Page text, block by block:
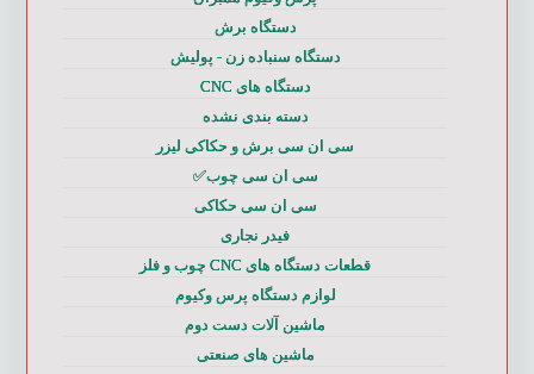
دستگاه برش
دستگاه سنباده زن - پولیش
دستگاه های CNC
دسته بندی نشده
سی ان سی برش و حکاکی لیزر
سی ان سی چوب✅
سی ان سی حکاکی
فیدر نجاری
قطعات دستگاه های CNC چوب و فلز
لوازم دستگاه پرس وکیوم
ماشین آلات دست دوم
ماشین های صنعتی